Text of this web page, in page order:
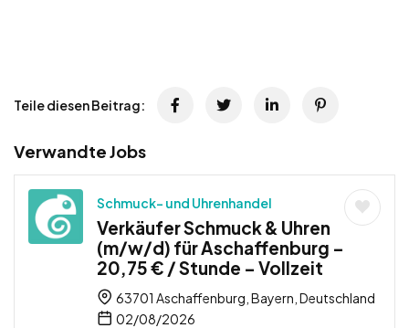
Teile diesen Beitrag:
Verwandte Jobs
Schmuck- und Uhrenhandel
Verkäufer Schmuck & Uhren
(m/w/d) für Aschaffenburg –
20,75 € / Stunde – Vollzeit
63701 Aschaffenburg, Bayern, Deutschland
02/08/2026